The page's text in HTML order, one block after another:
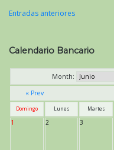
de
entradas
Entradas anteriores
Calendario Bancario
Month:
« Prev
Domingo Lunes Martes
1 2 3